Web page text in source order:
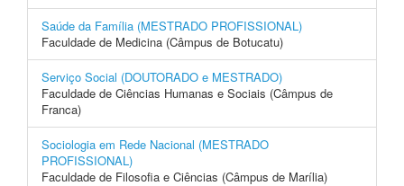
Saúde da Família (MESTRADO PROFISSIONAL)
Faculdade de Medicina (Câmpus de Botucatu)
Serviço Social (DOUTORADO e MESTRADO)
Faculdade de Ciências Humanas e Sociais (Câmpus de
Franca)
Sociologia em Rede Nacional (MESTRADO
PROFISSIONAL)
Faculdade de Filosofia e Ciências (Câmpus de Marília)